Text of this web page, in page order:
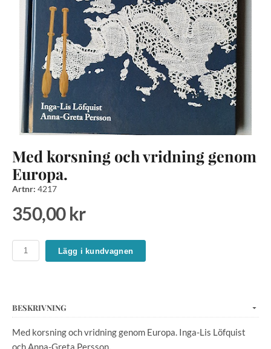
Med korsning och vridning genom
Europa.
Artnr: 4217
350,00 kr
Lägg i kundvagnen
BESKRIVNING
Med korsning och vridning genom Europa. Inga-Lis Löfquist